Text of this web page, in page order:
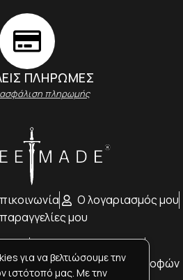
ΠΛΗΡΩΜΈΣ
πληρωμής
Ο λογαριασμός μου
μου
/ Πολιτική Επιστροφών
για να βελτιώσουμε την
ιστότοπό μας. Με την